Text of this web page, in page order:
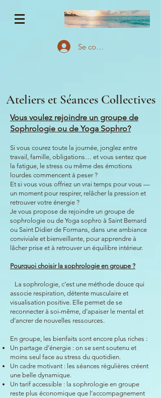
Se connecter
Ateliers et Séances Collectives
Vous voulez rejoindre un groupe de
Sophrologie ou de Yoga Sophro?
Si vous courez toute la journée, jonglez entre
travail, famille, obligations… et vous sentez que
la fatigue, le stress ou même des émotions
lourdes commencent à peser ?
Et si vous vous offriez un vrai temps pour vous —
un moment pour respirer, relâcher la pression et
retrouver votre énergie ?
Je vous propose de rejoindre un groupe de
sophrologie ou de Yoga sophro à Saint Bernard
ou Saint Didier de Formans, dans une ambiance
conviviale et bienveillante, pour apprendre à
lâcher prise et à retrouver un équilibre intérieur.
Pourquoi choisir la sophrologie en groupe ?
La sophrologie, c’est une méthode douce qui
associe respiration, détente musculaire et
visualisation positive. Elle permet de se
reconnecter à soi-même, d’apaiser le mental et
d’ancrer de nouvelles ressources.
En groupe, les bienfaits sont encore plus riches :
Un partage d’énergie : on se sent soutenu et
moins seul face au stress du quotidien.
Un cadre motivant : les séances régulières créent
une belle dynamique.
Un tarif accessible : la sophrologie en groupe
reste plus économique que l’accompagnement